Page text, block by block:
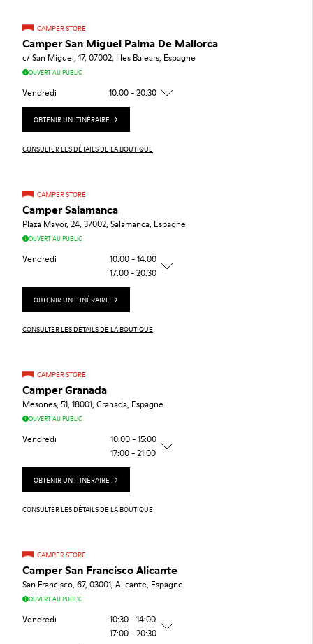
CAMPER STORE
Camper San Miguel Palma De Mallorca
c/ San Miguel, 17, 07002, Illes Balears, Espagne
OUVERT AU PUBLIC
Vendredi 10:00 - 20:30
OBTENIR UN ITINÉRAIRE
CONSULTER LES DÉTAILS DE LA BOUTIQUE
CAMPER STORE
Camper Salamanca
Plaza Mayor, 24, 37002, Salamanca, Espagne
OUVERT AU PUBLIC
Vendredi
10:00 - 14:00
17:00 - 20:30
OBTENIR UN ITINÉRAIRE
CONSULTER LES DÉTAILS DE LA BOUTIQUE
CAMPER STORE
Camper Granada
Mesones, 51, 18001, Granada, Espagne
OUVERT AU PUBLIC
Vendredi
10:00 - 15:00
17:00 - 21:00
OBTENIR UN ITINÉRAIRE
CONSULTER LES DÉTAILS DE LA BOUTIQUE
CAMPER STORE
Camper San Francisco Alicante
San Francisco, 67, 03001, Alicante, Espagne
OUVERT AU PUBLIC
Vendredi
10:30 - 14:00
17:00 - 20:30